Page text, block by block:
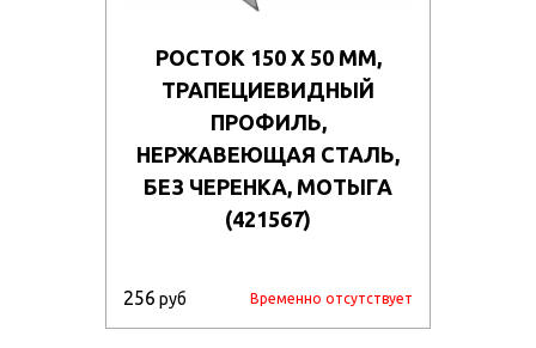
РОСТОК 150 Х 50 ММ,
ТРАПЕЦИЕВИДНЫЙ
ПРОФИЛЬ,
НЕРЖАВЕЮЩАЯ СТАЛЬ,
БЕЗ ЧЕРЕНКА, МОТЫГА
(421567)
256 руб Временно отсутствует